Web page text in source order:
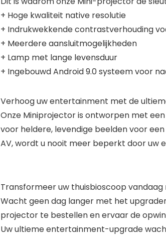
+ Hoge kwaliteit native resolutie
+ Indrukwekkende contrastverhouding
+ Meerdere aansluitmogelijkheden
+ Lamp met lange levensduur
+ Ingebouwd Android 9.0 systeem voor
Verhoog uw entertainment met de
Onze Miniprojector is ontworpen met
voor heldere, levendige beelden voor
AV, wordt u nooit meer beperkt door uw
Transformeer uw thuisbioscoop
Wacht geen dag langer met het
projector te bestellen en ervaar de
Uw ultieme entertainment-upgrade